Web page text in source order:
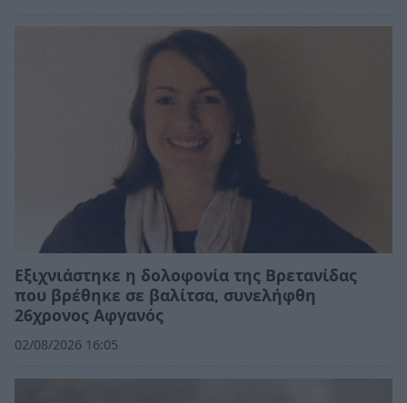
Εξιχνιάστηκε η δολοφονία της Βρετανίδας
που βρέθηκε σε βαλίτσα, συνελήφθη
26χρονος Αφγανός
02/08/2026 16:05